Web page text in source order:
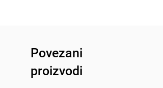
Povezani
proizvodi